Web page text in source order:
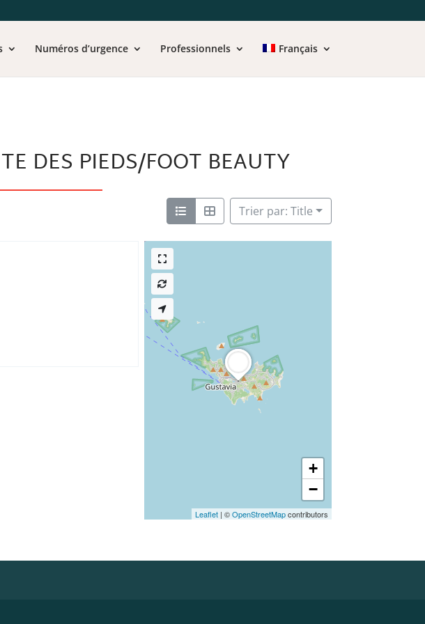
Numéros d’urgence Professionnels Français
DES PIEDS/FOOT BEAUTY
Trier par: Title
+
−
Leaflet| ©OpenStreetMapcontributors